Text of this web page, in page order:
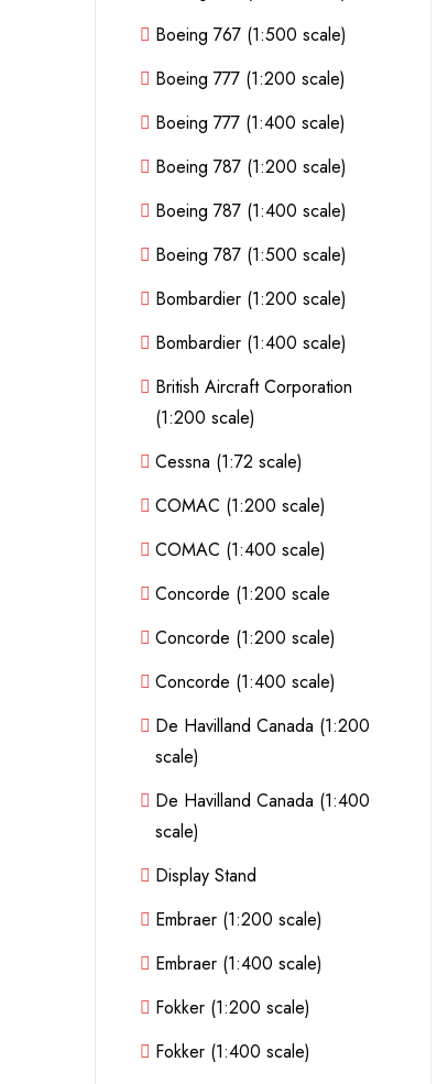
Boeing 767 (1:500 scale)
Boeing 777 (1:200 scale)
Boeing 777 (1:400 scale)
Boeing 787 (1:200 scale)
Boeing 787 (1:400 scale)
Boeing 787 (1:500 scale)
Bombardier (1:200 scale)
Bombardier (1:400 scale)
British Aircraft Corporation
(1:200 scale)
Cessna (1:72 scale)
COMAC (1:200 scale)
COMAC (1:400 scale)
Concorde (1:200 scale
Concorde (1:200 scale)
Concorde (1:400 scale)
De Havilland Canada (1:200
scale)
De Havilland Canada (1:400
scale)
Display Stand
Embraer (1:200 scale)
Embraer (1:400 scale)
Fokker (1:200 scale)
Fokker (1:400 scale)